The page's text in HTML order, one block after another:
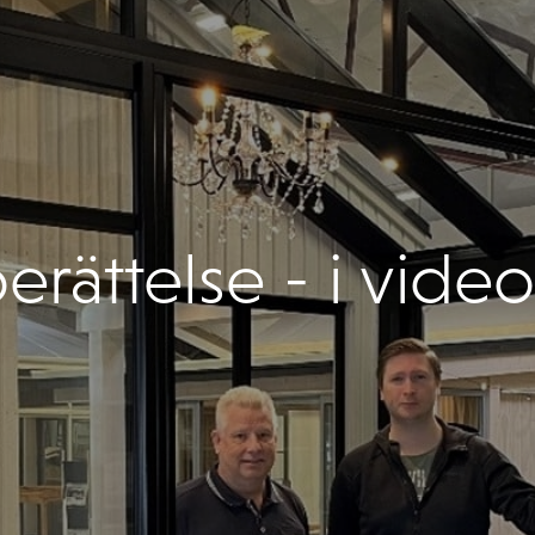
- i